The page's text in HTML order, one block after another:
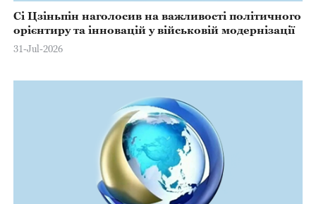
Сі Цзіньпін наголосив на важливості політичного
орієнтиру та інновацій у військовій модернізації
31-Jul-2026